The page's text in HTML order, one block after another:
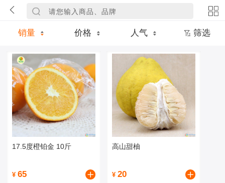
销量 价格 人气 筛选
17.5度橙铂金 10斤
¥65
高山甜柚
¥ 20